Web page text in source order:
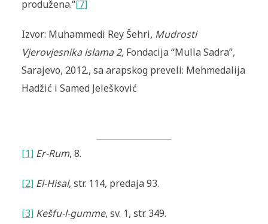
produžena.“[7]
Izvor: Muhammedi Rey Šehri, Mudrosti
Vjerovjesnika islama 2,Fondacija “Mulla Sadra”,
Sarajevo, 2012., sa arapskog preveli: Mehmedalija
Hadžić i Samed Jelešković
[1]Er-Rum, 8.
[2]El-Hisal, str. 114, predaja 93.
[3]Kešfu-l-gumme, sv. 1, str. 349.